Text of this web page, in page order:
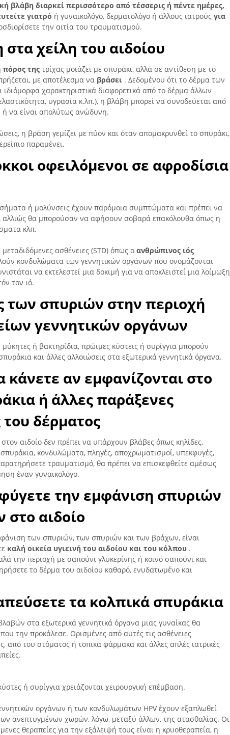
βλάβη διαρκεί περισσότερο από τέσσερις ή πέντε ημέρες,
γιατρό ή γυναικολόγο, δερματολόγο ή άλλους ιατρούς για
την αιτία του τραυματισμού.
χείλη του αιδοίου
πόρος της τρίχας μοιάζει με σπυράκι, αλλά σε αντίθεση με το
με αποτέλεσμα να βράσει . Δεδομένου ότι το δέρμα των
ιδιόμορφα χαρακτηριστικά διαφορετικά από το δέρμα άλλων
υγρασία κ.λπ.), η βλάβη μπορεί να συνοδεύεται από
να είναι απολύτως ανώδυνη.
η βράση γεμίζει με πύον και όταν απομακρυνθεί το σπυράκι,
παραμένει.
οφειλόμενοι σε αφροδίσια
ή μολύνσεις έχουν παρόμοια συμπτώματα και πρέπει να
αλλιώς θα μπορούσαν να αφήσουν σοβαρά επακόλουθα όπως η
κλπ.
μεταδιδόμενες ασθένειες (STD) όπως ο ανθρώπινος ιός
κονδυλώματα των γεννητικών οργάνων που ονομάζονται
να εκτελεστεί μια δοκιμή για να αποκλειστεί μια λοίμωξη
τον ιό.
των σπυριών στην περιοχή
γεννητικών οργάνων
μύκητες ή βακτηρίδια, πρώιμες κύστεις ή συρίγγια μπορούν
και άλλες αλλοιώσεις στα εξωτερικά γεννητικά όργανα.
κάνετε αν εμφανίζονται στο
ή άλλες παράξενες
δέρματος
αιδοίο δεν πρέπει να υπάρχουν βλάβες όπως κηλίδες,
κονδυλώματα, πληγές, αποχρωματισμοί, υπεκφυγές,
τραυματισμό, θα πρέπει να επισκεφθείτε αμέσως
έναν γυναικολόγο.
την εμφάνιση σπυριών
στο αιδοίο
των σπυριών, των σπυριών και των βράχων, είναι
καλή οικεία υγιεινή του αιδοίου και του κόλπου .
την περιοχή με σαπούνι γλυκερίνης ή κοινό σαπούνι και
το δέρμα του αιδοίου καθαρό, ενυδατωμένο και
τα κολπικά σπυράκια
στα εξωτερικά γεννητικά όργανα μιας γυναίκας θα
την προκάλεσε. Ορισμένες από αυτές τις ασθένειες
από του στόματος ή τοπικά φάρμακα και άλλες απλές ιατρικές
ή συρίγγια χρειάζονται χειρουργική επέμβαση.
οργάνων ή των κονδυλωμάτων HPV έχουν εξαπλωθεί
ανεπτυγμένων χωρών, λόγω, μεταξύ άλλων, της ατασθαλίας. Οι
θεραπείες για την εξάλειψή τους είναι η κρυοθεραπεία, η